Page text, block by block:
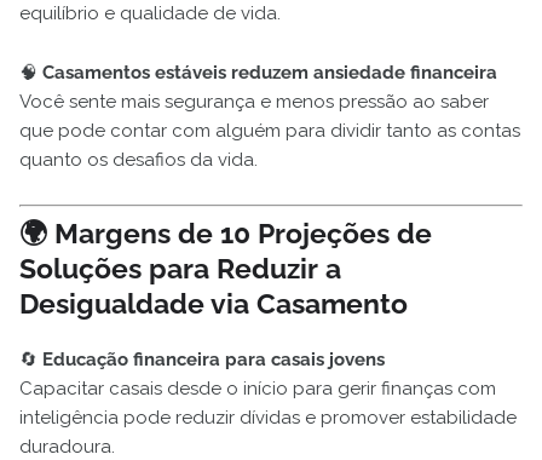
equilíbrio e qualidade de vida.
🧠 Casamentos estáveis reduzem ansiedade financeira
Você sente mais segurança e menos pressão ao saber
que pode contar com alguém para dividir tanto as contas
quanto os desafios da vida.
🌍 Margens de 10 Projeções de
Soluções para Reduzir a
Desigualdade via Casamento
🔄 Educação financeira para casais jovens
Capacitar casais desde o início para gerir finanças com
inteligência pode reduzir dívidas e promover estabilidade
duradoura.